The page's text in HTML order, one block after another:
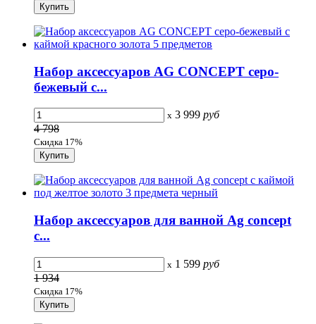
Набор аксессуаров AG CONCEPT серо-
бежевый с...
x 3 999 руб
4 798
Скидка 17%
Набор аксессуаров для ванной Ag concept
с...
x 1 599 руб
1 934
Скидка 17%